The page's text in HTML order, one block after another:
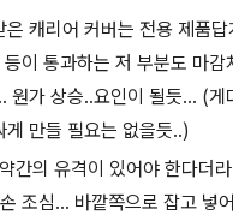
은 캐리어 커버는 전용 제품
이 통과하는 저 부분도 마감
원가 상승..요인이 될듯... (게
게 만들 필요는 없을듯..)
간의 유격이 있어야 한다더
조심... 바깥쪽으로 잡고 넣